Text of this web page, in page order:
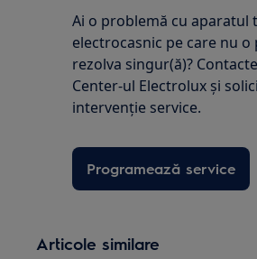
Ai o problemă cu aparatul
electrocasnic pe care nu o
rezolva singur(ă)?
Center-ul Electrolux și
intervenţie service.
Programează service
Articole similare